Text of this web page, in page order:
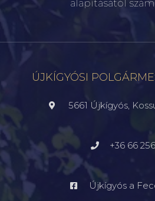
alapításától
ÚJKÍGYÓSI
5661 Újkígyós,
+36 66
Újkígyós a